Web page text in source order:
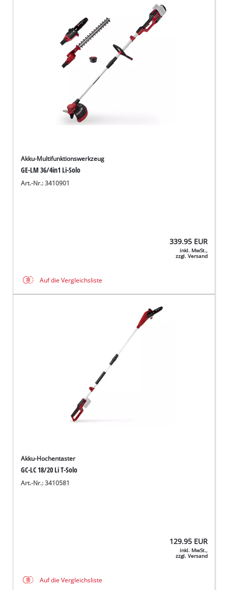
Akku-Multifunktionswerkzeug
GE-LM 36/4in1 Li-Solo
Art.-Nr.: 3410901
339.95 EUR
inkl. MwSt.,
zzgl. Versand
Auf die Vergleichsliste
Akku-Hochentaster
GC-LC 18/20 Li T-Solo
Art.-Nr.: 3410581
129.95 EUR
inkl. MwSt.,
zzgl. Versand
Auf die Vergleichsliste